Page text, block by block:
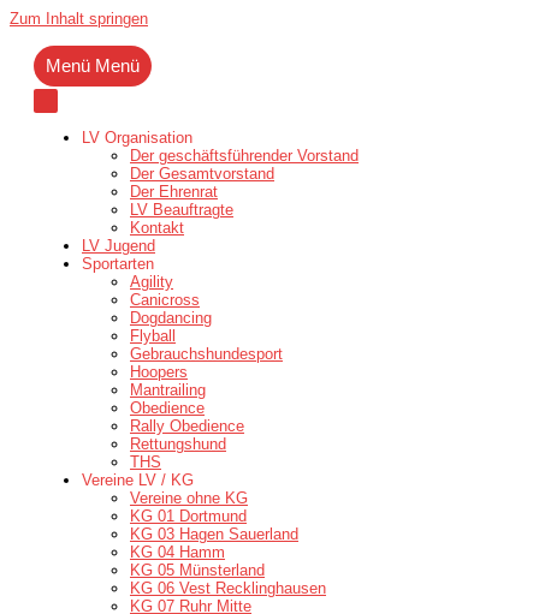
Zum Inhalt springen
Menü Menü
LV Organisation
Der geschäftsführender Vorstand
Der Gesamtvorstand
Der Ehrenrat
LV Beauftragte
Kontakt
LV Jugend
Sportarten
Agility
Canicross
Dogdancing
Flyball
Gebrauchshundesport
Hoopers
Mantrailing
Obedience
Rally Obedience
Rettungshund
THS
Vereine LV / KG
Vereine ohne KG
KG 01 Dortmund
KG 03 Hagen Sauerland
KG 04 Hamm
KG 05 Münsterland
KG 06 Vest Recklinghausen
KG 07 Ruhr Mitte